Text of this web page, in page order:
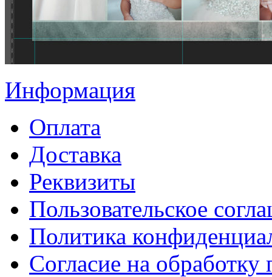
Информация
Оплата
Доставка
Реквизиты
Пользовательское
Политика
Согласие на